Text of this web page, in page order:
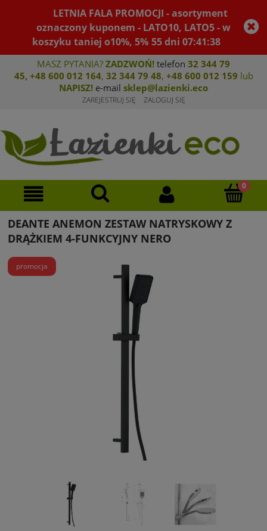
LETNIA FALA PROMOCJI - asortyment
oznaczony kuponem - LATO10, LATO5 - w
koszyku taniej o10%, 5% 55dni07:41:38
MASZ PYTANIA? ZADZWOŃ! telefon 32 344 79
45, +48 600 012 164, 32 344 79 48, +48 600 012 159 lub
NAPISZ! e-mail sklep@lazienki.eco
ZAREJESTRUJ SIĘ ZALOGUJ SIĘ
DEANTE ANEMON ZESTAW NATRYSKOWY Z
DRĄŻKIEM 4-FUNKCYJNY NERO
promocja